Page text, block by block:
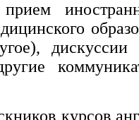
дискуссии
курсов